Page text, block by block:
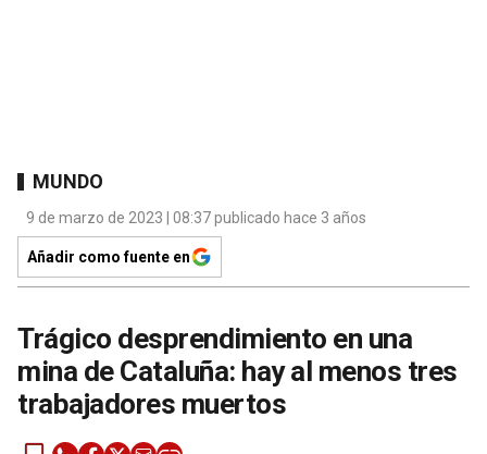
MUNDO
9 de marzo de 2023 | 08:37 publicado hace 3 años
Añadir como fuente en
Trágico desprendimiento en una
mina de Cataluña: hay al menos tres
trabajadores muertos